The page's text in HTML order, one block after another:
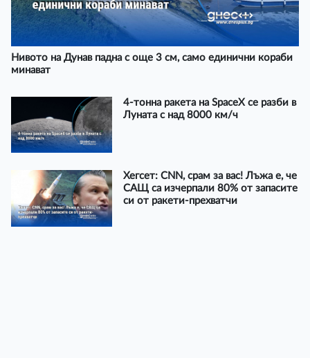
Нивото на Дунав падна с още 3 см, само единични кораби
минават
4-тонна ракета на SpaceX се разби в
Луната с над 8000 км/ч
Хегсет: CNN, срам за вас! Лъжа е, че
САЩ са изчерпали 80% от запасите
си от ракети-прехватчи